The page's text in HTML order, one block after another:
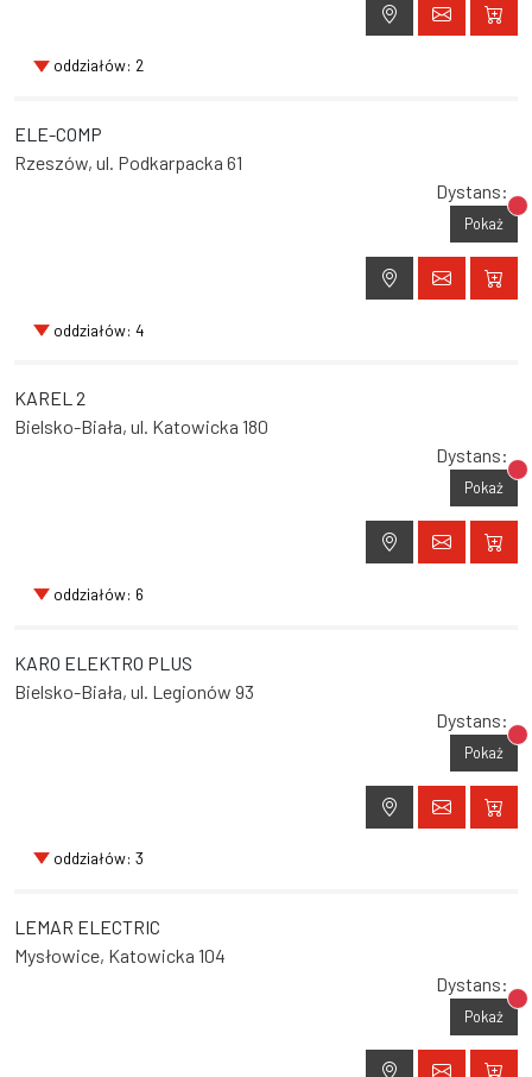
oddziałów: 2
ELE-COMP
Rzeszów, ul. Podkarpacka 61
Dystans:
Pokaż
oddziałów: 4
KAREL 2
Bielsko-Biała, ul. Katowicka 180
Dystans:
Pokaż
oddziałów: 6
KARO ELEKTRO PLUS
Bielsko-Biała, ul. Legionów 93
Dystans:
Pokaż
oddziałów: 3
LEMAR ELECTRIC
Mysłowice, Katowicka 104
Dystans:
Pokaż